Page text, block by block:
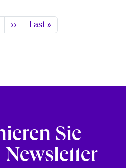
Nächste Seite
›› Letzte Seite
Last »
Sie
Newsletter